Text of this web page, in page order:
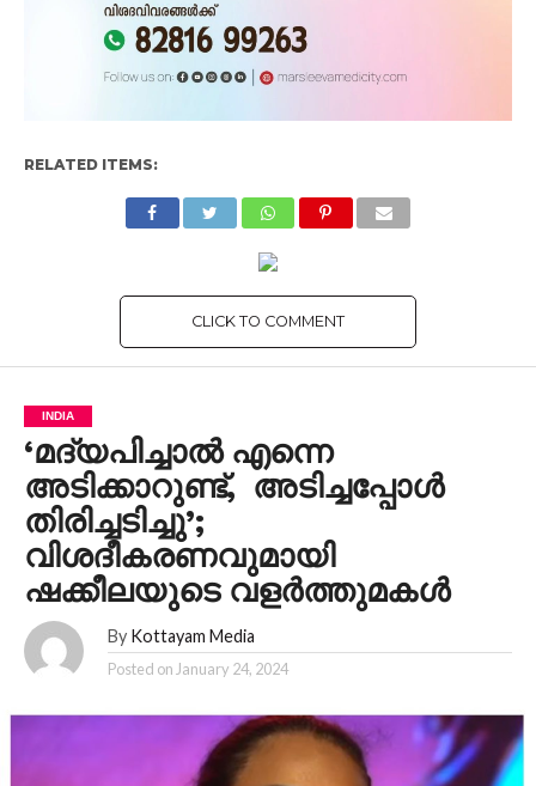
RELATED ITEMS:
CLICK TO COMMENT
INDIA
‘മദ്യപിച്ചാല്‍ എന്നെ
അടിക്കാറുണ്ട്, അടിച്ചപ്പോള്‍
തിരിച്ചടിച്ചു’;
വിശദീകരണവുമായി
ഷക്കീലയുടെ വളര്‍ത്തുമകള്‍
By Kottayam Media
Posted onJanuary 24, 2024